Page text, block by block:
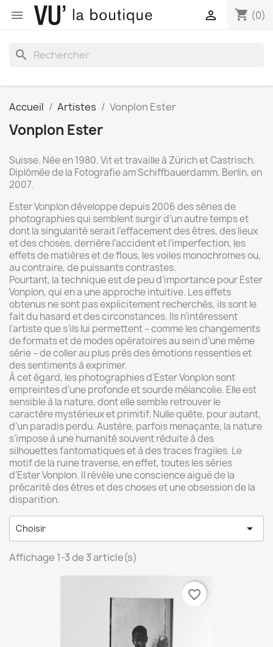
 shopping_cart (0)

search
Accueil Artistes Vonplon Ester
Vonplon Ester
Suisse. Née en 1980. Vit et travaille à Zürich et Castrisch.
Diplômée de la Fotografie am Schiffbauerdamm, Berlin, en
2007.
Ester Vonplon développe depuis 2006 des séries de
photographies qui semblent surgir d’un autre temps et
dont la singularité serait l’effacement des êtres, des lieux
et des choses, derrière l’accident et l’imperfection, les
effets de matières et de flous, les voiles monochromes ou,
au contraire, de puissants contrastes.
Pourtant, la technique est de peu d’importance pour Ester
Vonplon, qui en a une approche intuitive. Les effets
obtenus ne sont pas explicitement recherchés, ils sont le
fait du hasard et des circonstances. Ils n’intéressent
l’artiste que s’ils lui permettent – comme les changements
de formats et de modes opératoires au sein d’une même
série – de coller au plus près des émotions ressenties et
des sentiments à exprimer.
À cet égard, les photographies d’Ester Vonplon sont
empreintes d’une profonde et sourde mélancolie. Elle est
sensible à la nature, dont elle semble retrouver le
caractère mystérieux et primitif. Nulle quête, pour autant,
d’un paradis perdu. Austère, parfois menaçante, la nature
s’impose à une humanité souvent réduite à des
silhouettes fantomatiques et à des traces fragiles. Le
motif de la ruine traverse, en effet, toutes les séries
d’Ester Vonplon. Il révèle une conscience aiguë de la
précarité des êtres et des choses et une obsession de la
disparition.
Choisir 
Affichage 1-3 de 3 article(s)
favorite_border